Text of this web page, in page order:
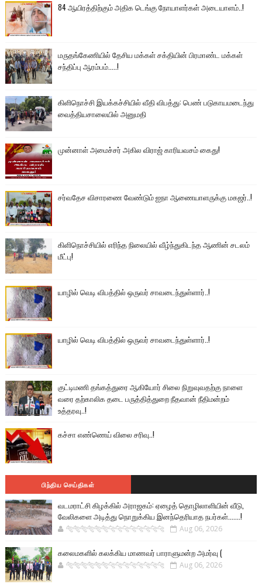
84 ஆயிரத்திற்கும் அதிக டெங்கு நோயாளர்கள் அடையாளம்..!
மருதங்கேணியில் தேசிய மக்கள் சக்தியின் பிரமாண்ட மக்கள்
சந்திப்பு ஆரம்பம்.....!
கிளிநொச்சி இயக்கச்சியில் வீதி விபத்து: பெண் படுகாயமடைந்து
வைத்தியசாலையில் அனுமதி
முன்னாள் அமைச்சர் அகில விராஜ் காரியவசம் கைது!
சர்வதேச விசாரணை வேண்டும் ஐநா ஆணையாளருக்கு மகஜர்..!
கிளிநொச்சியில் எரிந்த நிலையில் வீழ்ந்துகிடந்த ஆணின் சடலம்
மீட்பு!
யாழில் வெடி விபத்தில் ஒருவர் சாவடைந்துள்ளார்..!
யாழில் வெடி விபத்தில் ஒருவர் சாவடைந்துள்ளார்..!
குட்டிமணி தங்கத்துரை ஆகியோர் சிலை நிறுவுவதற்கு நாளை
வரை தற்காலிக தடை பருத்தித்துறை நீதவான் நீதிமன்றம்
உத்தரவு..!
கச்சா எண்ணெய் விலை சரிவு..!
பிந்திய செய்திகள்
வடமராட்சி கிழக்கில் அராஜகம்: ஏழைத் தொழிலாளியின் வீடு,
வேலிகளை அடித்து நொறுக்கிய இனந்தெரியாத நபர்கள்.......!
🐅🐅🐅🐅🐅🐅🐆🐆🐆🐆🐆🐆🐆🐆 Aug 06, 2026
கலைமகளில் கலக்கிய மாணவர் பாராளுமன்ற அமர்வு (
🐅🐅🐅🐅🐅🐅🐆🐆🐆🐆🐆🐆🐆🐆 Aug 06, 2026